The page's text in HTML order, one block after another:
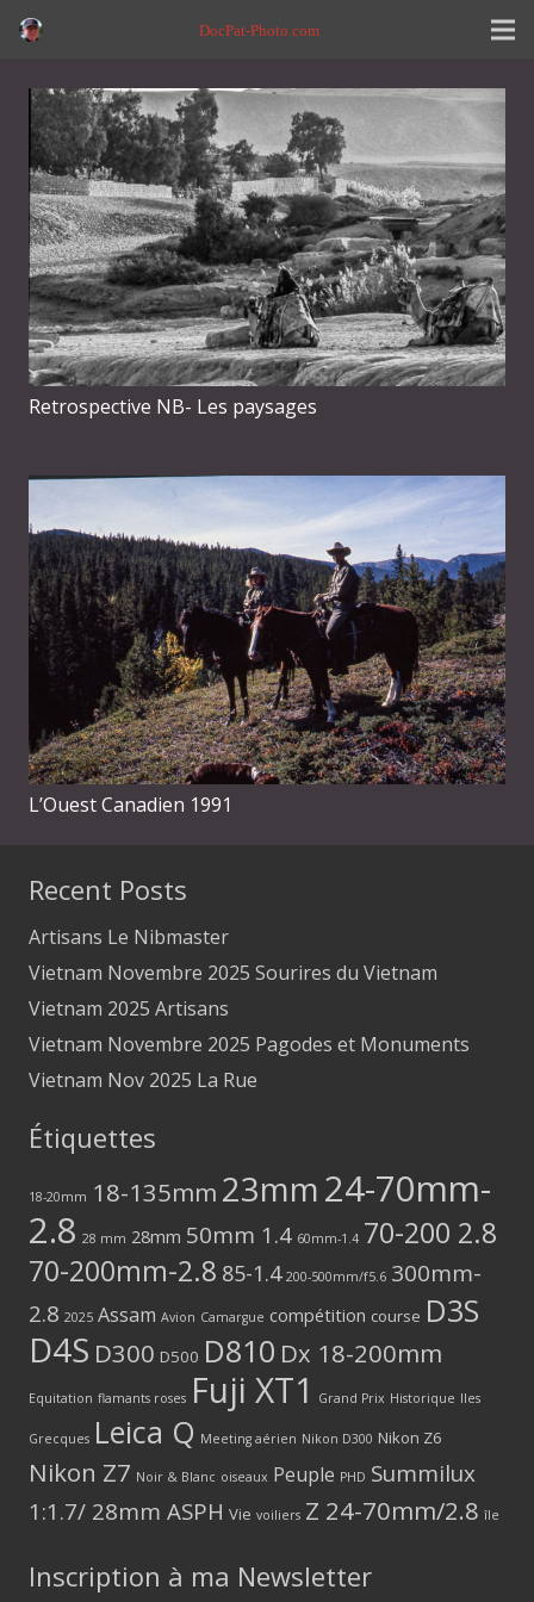
DocPat-Photo.com
Retrospective NB- Les paysages
L’Ouest Canadien 1991
Recent Posts
Artisans Le Nibmaster
Vietnam Novembre 2025 Sourires du Vietnam
Vietnam 2025 Artisans
Vietnam Novembre 2025 Pagodes et Monuments
Vietnam Nov 2025 La Rue
Étiquettes
18-20mm 18-135mm 23mm24-70mm-
2.8 28 mm 28mm 50mm 1.4 60mm-1.4 70-200 2.8
70-200mm-2.8 85-1.4 200-500mm/f5.6 300mm-
2.8 2025 Assam Avion Camargue compétition course D3S
D4S D300 D500 D810 Dx 18-200mm
Equitation flamants roses Fuji XT1 Grand Prix Historique Iles
Grecques Leica Q Meeting aérien Nikon D300 Nikon Z6
Nikon Z7 Noir & Blanc oiseaux Peuple PHD Summilux
1:1.7/ 28mm ASPH Vie voiliers Z 24-70mm/2.8 île
Inscription à ma Newsletter